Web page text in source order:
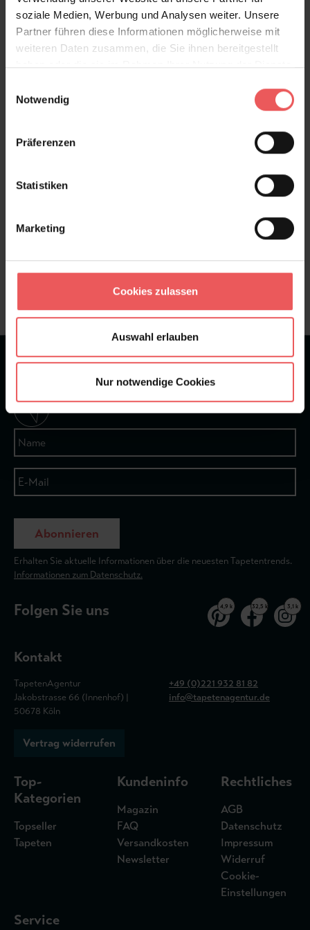
soziale Medien, Werbung und Analysen weiter. Unsere
Partner führen diese Informationen möglicherweise mit
weiteren Daten zusammen, die Sie ihnen bereitgestellt
haben oder die sie im Rahmen Ihrer Nutzung der Dienste
Notwendig
Präferenzen
Statistiken
Marketing
Cookies zulassen
Auswahl erlauben
Nur notwendige Cookies
Wandgestaltung auf zeitlose Wohnlichkeit trifft.
Produktdetails
Frage stellen
+49 (0)221 932 81 82
★★★★★Bei 1245 Bewertungen
Newsletter
Abonnieren
Erhalten Sie aktuelle Informationen über die neuesten Tapetentrends.
Informationen zum Datenschutz.
Folgen Sie uns 4,9 k 32,5 k 3,1 k
Kontakt
TapetenAgentur
Jakobstrasse 66 (Innenhof) |
50678 Köln
+49 (0)221 932 81 82
info@tapetenagentur.de
Vertrag widerrufen
Top-
Kategorien
Topseller
Tapeten
Kundeninfo
Magazin
FAQ
Versandkosten
Newsletter
Rechtliches
AGB
Datenschutz
Impressum
Widerruf
Cookie-
Einstellungen
Service